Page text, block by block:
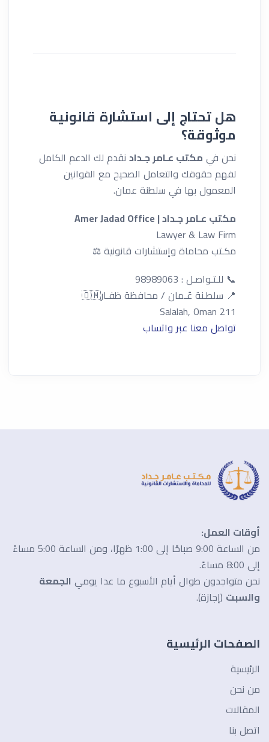
هل تحتاج إلى استشارة قانونية
موثوقة؟
نحن في مكتب عـامر جـداد نقدم لك الدعم الكامل
لفهم حقوقك والتعامل الصحيح مع القوانين
المعمول بها في سلطنة عمان.
مكتب عـامر جـداد | Amer Jadad Office
Lawyer & Law Firm
مكـتب محاماة وإستشارات قانونية ⚖️
📞 للـتـواصـل : 98989063
📍 سلطـنة عُـمان / محافظة ظفـار🇴🇲
Salalah, Oman 211
تواصل معنا عبر واتساب
أوقات العمل:
من الساعة 9:00 صباحًا إلى 1:00 ظهرًا، ومن الساعة 5:00 مساءً
إلى 8:00 مساءً.
نحن متواجدون طوال أيام الأسبوع ما عدا يومي الجمعة
والسبت (إجازة).
الصفحات الرئيسية
الرئيسية
من نحن
المقالات
اتصل بنا